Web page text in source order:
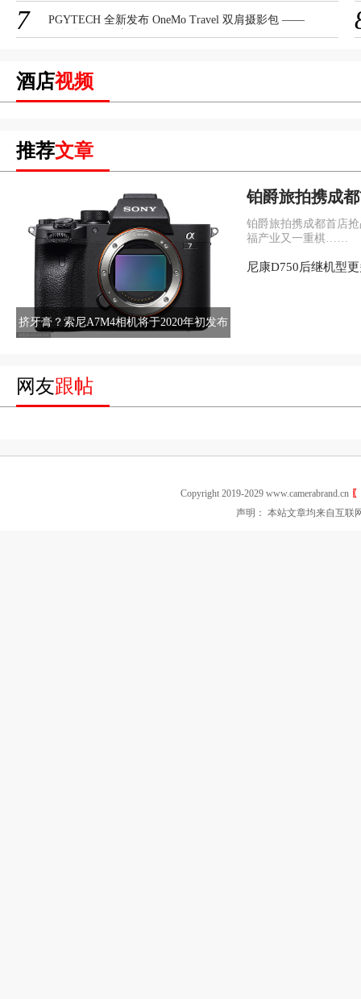
7
PGYTECH 全新发布 OneMo Travel 双肩摄影包 ——
一包多用，不止摄影
酒店视频
推荐文章
挤牙膏？索尼A7M4相机将于2020年初发布
铂爵旅拍携成
蜀，布下幸福
铂爵旅拍携成都首店
福产业又一重棋……
尼康D750后继机型
网友跟帖
Copyright 2019-2029 www.camerabrand.cn
声明： 本站文章均来自互联